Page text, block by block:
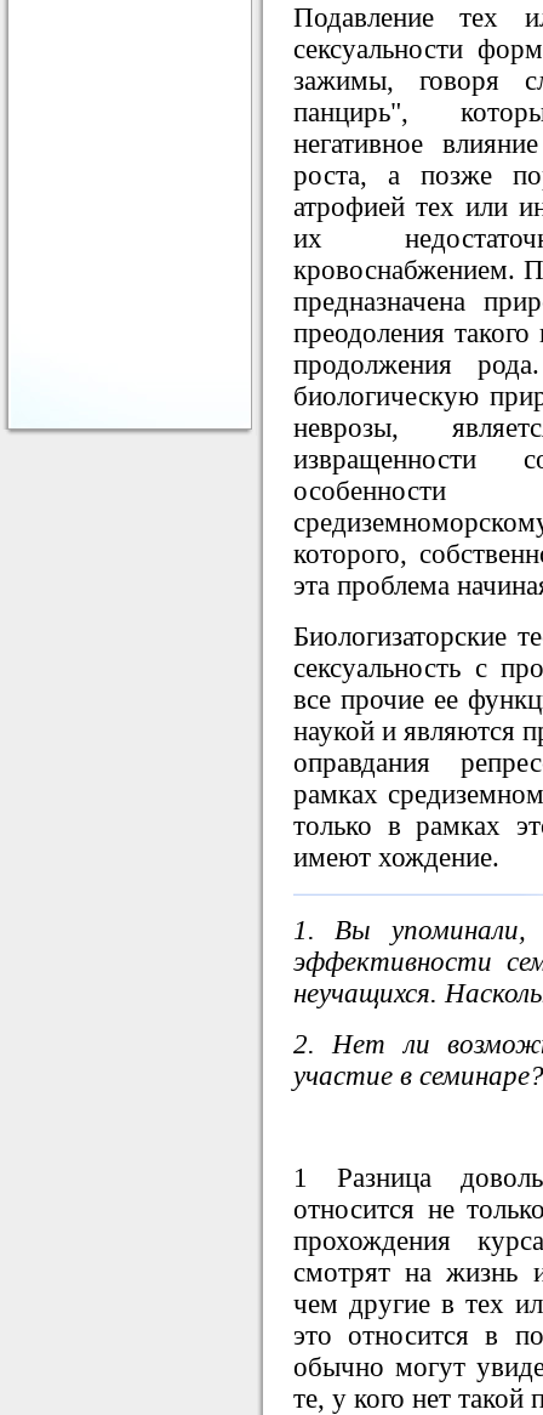
Подавление тех
сексуальности
зажимы, говоря
панцирь",
негативное
роста, а позже
атрофией тех или
их
кровоснабжением.
предназначена
преодоления
продолжения
биологическую
неврозы,
извращенности
которого,
эта проблема
Биологизаторские
сексуальность с
все прочие ее
наукой и являются
оправдания
рамках
только в рамках
имеют хождение.
1. Вы упоминали,
эффективности
неучащихся.
2. Нет ли
участие в семинаре?
1 Разница
относится не
прохождения
смотрят на жизнь
чем другие в тех
это относится в
обычно могут
те, у кого нет такой